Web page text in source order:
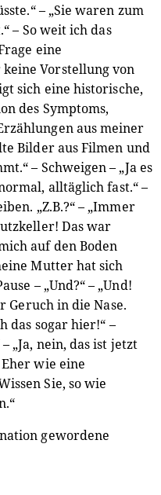
– „Sie waren zum
– So weit ich das
eine
Vorstellung von
sich eine historische,
des Symptoms,
aus meiner
Bilder aus Filmen und
– Schweigen – „Ja es
alltäglich fast.“ –
„Z.B.?“ – „Immer
Das war
auf den Boden
Mutter hat sich
– „Und?“ – „Und!
in die Nase.
das sogar hier!“ –
„Ja, nein, das ist jetzt
wie eine
Sie, so wie
gewordene